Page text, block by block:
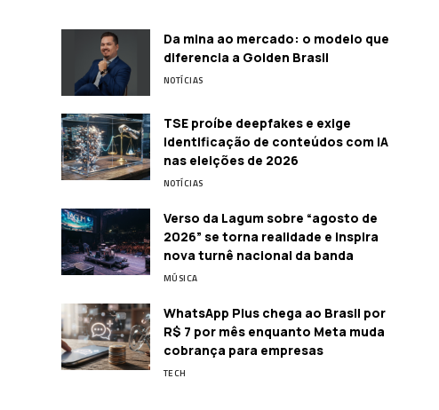
Da mina ao mercado: o modelo que
diferencia a Golden Brasil
NOTÍCIAS
TSE proíbe deepfakes e exige
identificação de conteúdos com IA
nas eleições de 2026
NOTÍCIAS
Verso da Lagum sobre “agosto de
2026” se torna realidade e inspira
nova turnê nacional da banda
MÚSICA
WhatsApp Plus chega ao Brasil por
R$ 7 por mês enquanto Meta muda
cobrança para empresas
TECH